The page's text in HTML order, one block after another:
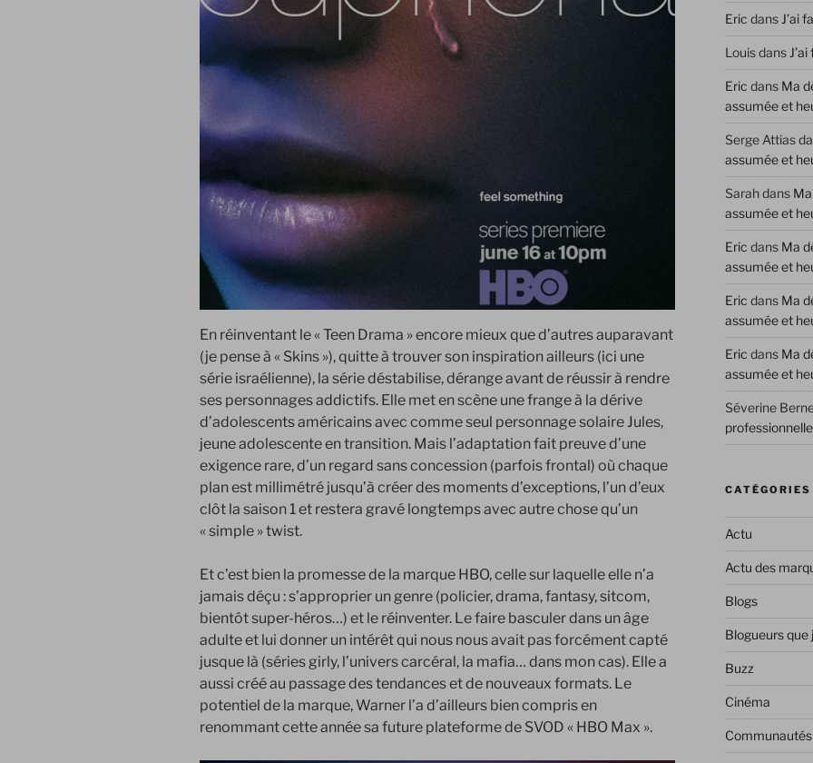
En réinventant le « Teen Drama » encore mieux que d’autres auparavant
(je pense à « Skins »), quitte à trouver son inspiration ailleurs (ici une
série israélienne), la série déstabilise, dérange avant de réussir à rendre
ses personnages addictifs. Elle met en scène une frange à la dérive
d’adolescents américains avec comme seul personnage solaire Jules,
jeune adolescente en transition. Mais l’adaptation fait preuve d’une
exigence rare, d’un regard sans concession (parfois frontal) où chaque
plan est millimétré jusqu’à créer des moments d’exceptions, l’un d’eux
clôt la saison 1 et restera gravé longtemps avec autre chose qu’un
« simple » twist.
Et c’est bien la promesse de la marque HBO, celle sur laquelle elle n’a
jamais déçu : s’approprier un genre (policier, drama, fantasy, sitcom,
bientôt super-héros…) et le réinventer. Le faire basculer dans un âge
adulte et lui donner un intérêt qui nous nous avait pas forcément capté
jusque là (séries girly, l’univers carcéral, la mafia… dans mon cas). Elle a
aussi créé au passage des tendances et de nouveaux formats. Le
potentiel de la marque, Warner l’a d’ailleurs bien compris en
renommant cette année sa future plateforme de SVOD « HBO Max ».
Eric dans J’ai
Louisdans
Eric dans Ma
assumée et
Serge Attias
assumée et
Sarahdans
assumée et
Eric dans Ma
assumée et
Eric dans Ma
assumée et
Eric dans Ma
assumée et
Séverine
CATÉGORIES
Actu
Actu des
Blogs
Blogueurs que
Buzz
Cinéma
Communautés